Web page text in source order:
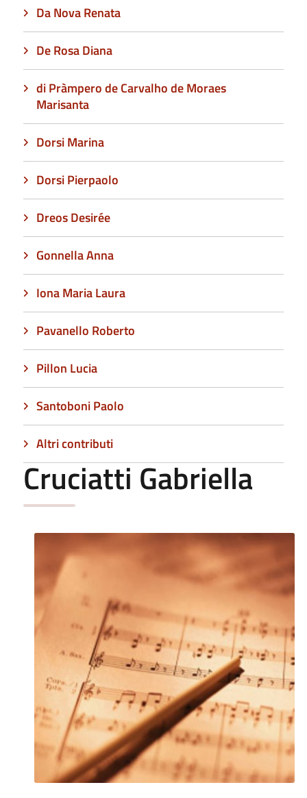
Da Nova Renata
De Rosa Diana
di Pràmpero de Carvalho de Moraes
Marisanta
Dorsi Marina
Dorsi Pierpaolo
Dreos Desirée
Gonnella Anna
Iona Maria Laura
Pavanello Roberto
Pillon Lucia
Santoboni Paolo
Altri contributi
Cruciatti Gabriella